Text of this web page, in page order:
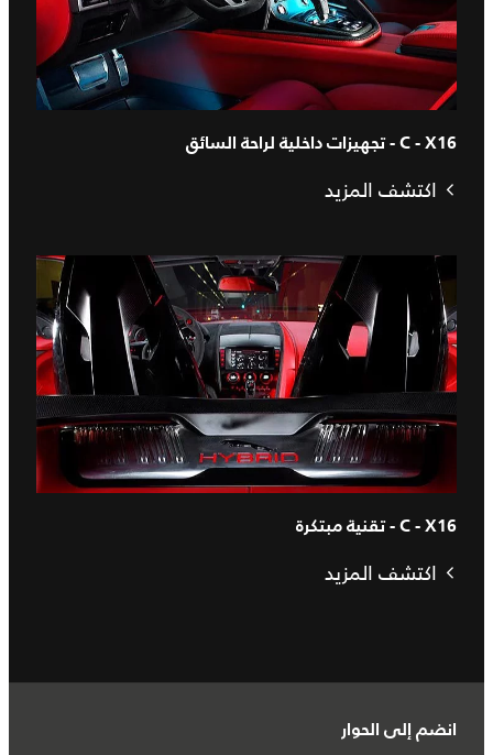
C - X16 - تجهيزات داخلية لراحة السائق
اكتشف المزيد
C - X16 - تقنية مبتكرة
اكتشف المزيد
انضم إلى الحوار